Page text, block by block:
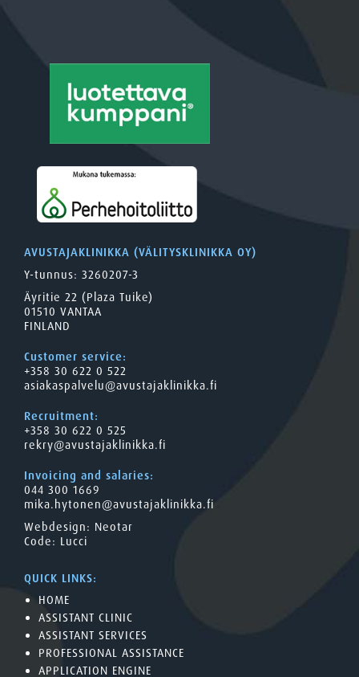
AVUSTAJAKLINIKKA (VÄLITYSKLINIKKA OY)
Y-tunnus: 3260207-3
Äyritie 22 (Plaza Tuike)
01510 VANTAA
FINLAND
Customer service:
+358 30 622 0 522
asiakaspalvelu@avustajaklinikka.fi
Recruitment:
+358 30 622 0 525
rekry@avustajaklinikka.fi
Invoicing and salaries:
044 300 1669
mika.hytonen@avustajaklinikka.fi
Webdesign: Neotar
Code: Lucci
QUICK LINKS:
HOME
ASSISTANT CLINIC
ASSISTANT SERVICES
PROFESSIONAL ASSISTANCE
APPLICATION ENGINE